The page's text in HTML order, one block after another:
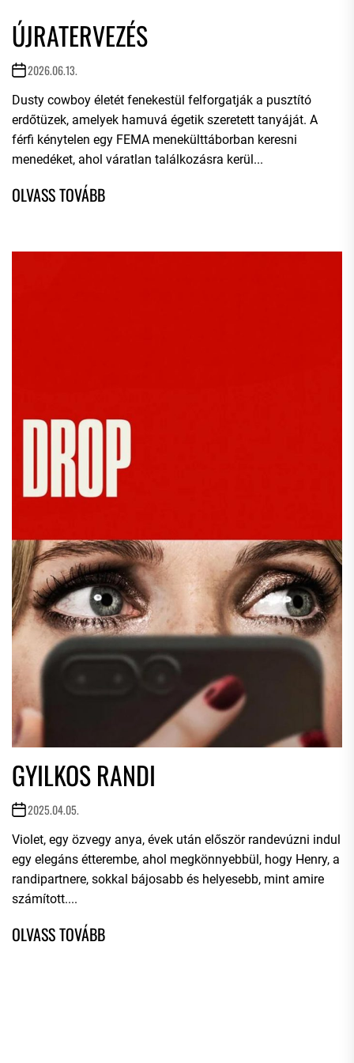
ÚJRATERVEZÉS
2026.06.13.
Dusty cowboy életét fenekestül felforgatják a pusztító
erdőtüzek, amelyek hamuvá égetik szeretett tanyáját. A
férfi kénytelen egy FEMA menekülttáborban keresni
menedéket, ahol váratlan találkozásra kerül...
GYILKOS RANDI
2025.04.05.
Violet, egy özvegy anya, évek után először randevúzni indul
egy elegáns étterembe, ahol megkönnyebbül, hogy Henry, a
randipartnere, sokkal bájosabb és helyesebb, mint amire
számított....